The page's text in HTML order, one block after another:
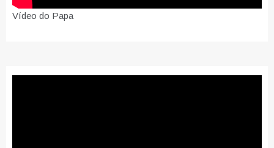
Vídeo do Papa